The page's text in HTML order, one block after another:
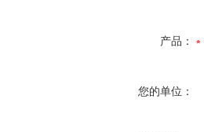
产品：
您的单位：